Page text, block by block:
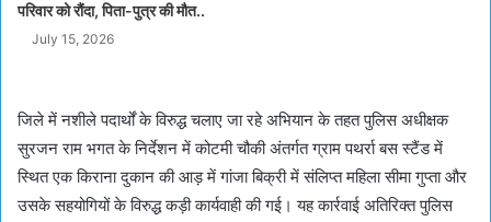
परिवार को रौंदा, पिता-पुत्र की मौत..
July 15, 2026
जिले में नशीले पदार्थों के विरुद्ध चलाए जा रहे अभियान के तहत पुलिस अधीक्षक
सुरजन राम भगत के निर्देशन में कोटमी चौकी अंतर्गत ग्राम पथर्रा बस स्टैंड में
स्थित एक किराना दुकान की आड़ में गांजा बिक्री में संलिप्त महिला सीमा गुप्ता और
उसके सहयोगियों के विरुद्ध कड़ी कार्यवाही की गई। यह कार्रवाई अतिरिक्त पुलिस